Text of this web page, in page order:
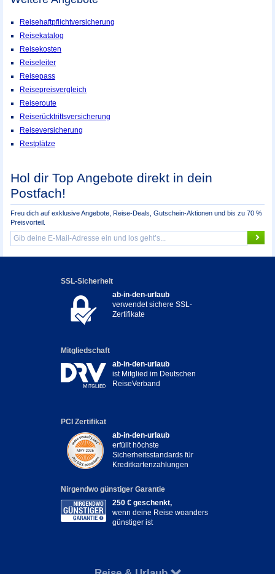
Reisehaftpflichtversicherung
Reisekatalog
Reisekosten
Reiseleiter
Reisepass
Reisepreisvergleich
Reiseroute
Reiserücktrittsversicherung
Reiseversicherung
Restplätze
Hol dir Top Angebote direkt in dein
Postfach!
Freu dich auf exklusive Angebote, Reise-Deals, Gutschein-Aktionen und bis zu 70 %
Preisvorteil.
SSL-Sicherheit
ab-in-den-urlaub
verwendet sichere SSL-
Zertifikate
Mitgliedschaft
ab-in-den-urlaub
ist Mitglied im Deutschen
ReiseVerband
PCI Zertifikat
ab-in-den-urlaub
erfüllt höchste
Sicherheitsstandards für
Kreditkartenzahlungen
Nirgendwo günstiger Garantie
250 € geschenkt,
wenn deine Reise woanders
günstiger ist